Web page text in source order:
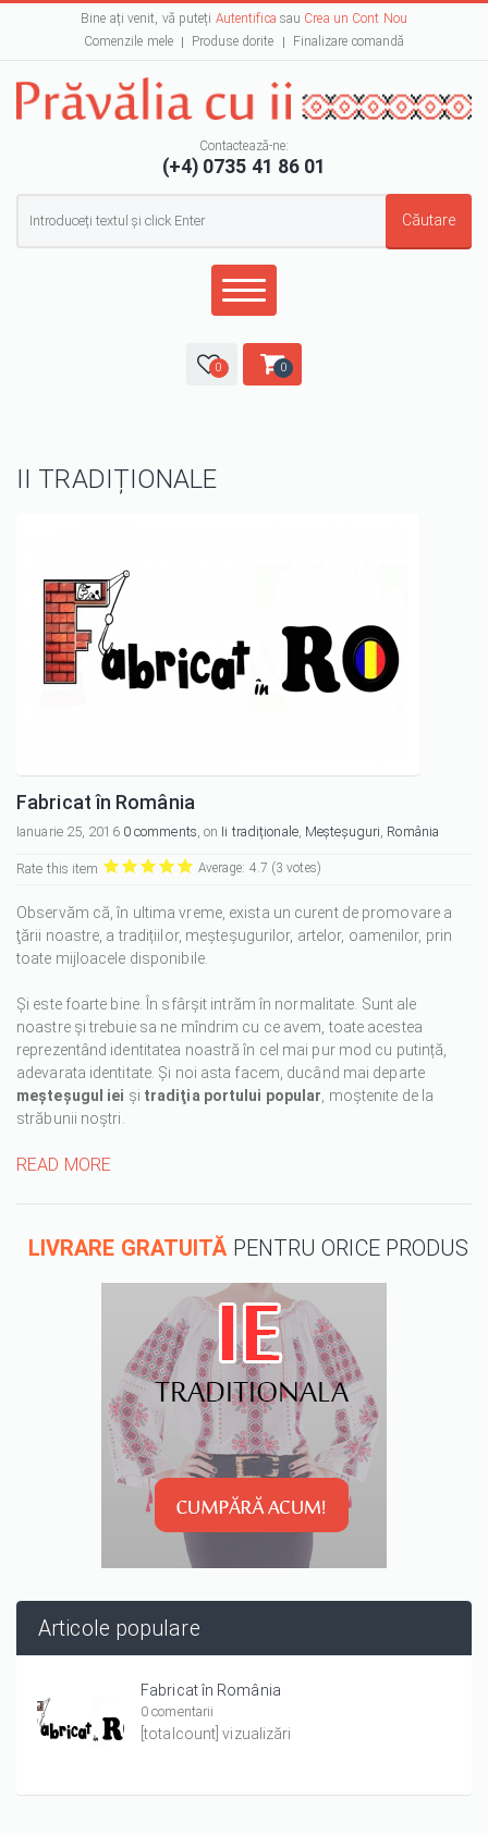
Bine ați venit, vă puteți Autentifica sau Crea un Cont Nou
Comenzile mele
Produse dorite Finalizare comandă
Contactează-ne:
(+4) 0735 41 86 01
Formular de căutare
0 0
II TRADIȚIONALE
Fabricat în România
Ianuarie 25, 2016 0 comments , on Ii tradiționale, Meșteșuguri România
Rate this item
1/52/53/54/55/5
Average: 4.7 (3 votes)
Observăm că, în ultima vreme, exista un curent de promovare a
ţării noastre, a tradițiilor, meșteșugurilor, artelor, oamenilor, prin
toate mijloacele disponibile.
Și este foarte bine. În sfârșit intrăm în normalitate. Sunt ale
noastre și trebuie sa ne mîndrim cu ce avem, toate acestea
reprezentând identitatea noastră în cel mai pur mod cu putință,
adevarata identitate. Și noi asta facem, ducând mai departe
meșteșugul iei și tradiţia portului popular, moștenite de la
străbunii noștri.
READ MORE
LIVRARE GRATUITĂ PENTRU ORICE PRODUS
Articole populare
Fabricat în România
0 comentarii
[totalcount] vizualizări